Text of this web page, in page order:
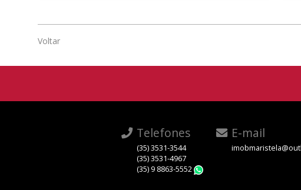
Voltar
Telefones
(35) 3531-3544
(35) 3531-4967
(35) 9 8863-5552
E-mail